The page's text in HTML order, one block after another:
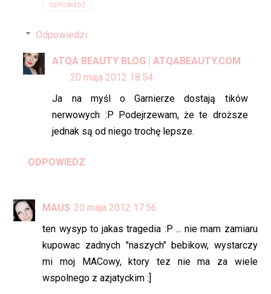
ODPOWIEDZ
Odpowiedzi
ATQA BEAUTY BLOG | ATQABEAUTY.COM
20 maja 2012 18:54
Ja na myśl o Garnierze dostają tików
nerwowych :P Podejrzewam, że te droższe
jednak są od niego trochę lepsze.
ODPOWIEDZ
MAUS 20 maja 2012 17:56
ten wysyp to jakas tragedia :P ... nie mam zamiaru
kupowac zadnych "naszych" bebikow, wystarczy
mi moj MACowy, ktory tez nie ma za wiele
wspolnego z azjatyckim :]